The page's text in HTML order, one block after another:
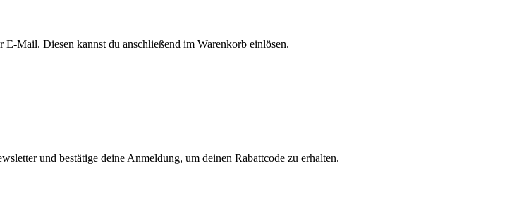
Mail. Diesen kannst du anschließend im Warenkorb einlösen.
und bestätige deine Anmeldung, um deinen Rabattcode zu erhalten.